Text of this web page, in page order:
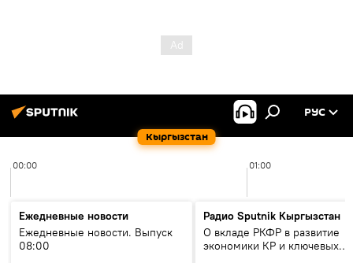
Кыргызстан
РУС
00:00 01:00
Ежедневные новости
Ежедневные новости. Выпуск
08:00
Радио Sputnik Кыргызстан
О вкладе РКФР в развитие
экономики КР и ключевых